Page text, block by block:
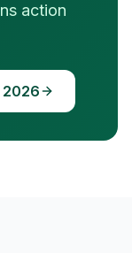
action
2026